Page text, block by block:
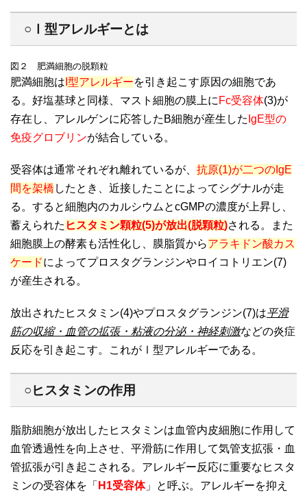
○Ⅰ型アレルギーとは
図２ 肥満細胞の脱顆粒
肥満細胞は I型アレルギーを引き起こす原因の細胞であ
る。好塩基球と同様、マスト細胞の膜上に Fc受容体(3)が
存在し、アレルゲンに応答したB細胞が産生した IgE型の
免疫グロブリンが結合している。
受容体は通常それぞれ離れているが、 抗原(1)が二つのIgE
間を架橋 したとき、近接したことによってシグナルが走
る。すると細胞内のカルシウムとcGMPの濃度が上昇し、
蓄えられた ヒスタミン顆粒(5)が放出(脱顆粒)される。また
細胞膜上の酵素も活性化し、膜脂質からアラキドン酸カス
ケードによってプロスタグランジンやロイコトリエン(7)
が産生される。
放出されたヒスタミン(4)やプロスタグランジン(7)は平滑
筋の収縮・血管の拡張・粘液の分泌・神経刺激などの炎症
反応を引き起こす。これがⅠ型アレルギーである。
○ヒスタミンの作用
脂肪細胞が放出したヒスタミンは血管内皮細胞に作用して
血管透過性を向上させ、平滑筋に作用して気管支拡張・血
管拡張が引き起こされる。アレルギー反応に重要なヒスタ
ミンの受容体を「 H1受容体」と呼ぶ。アレルギーを抑え